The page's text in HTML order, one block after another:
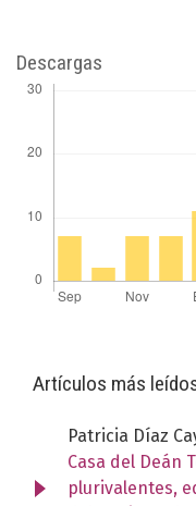
Descargas
Artículos más
Patricia Díaz
Casa del Deán
plurivalentes,